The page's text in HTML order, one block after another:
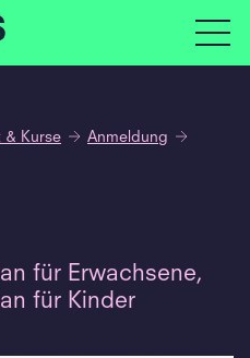
& Kurse
Anmeldung
für Erwachsene,
für Kinder